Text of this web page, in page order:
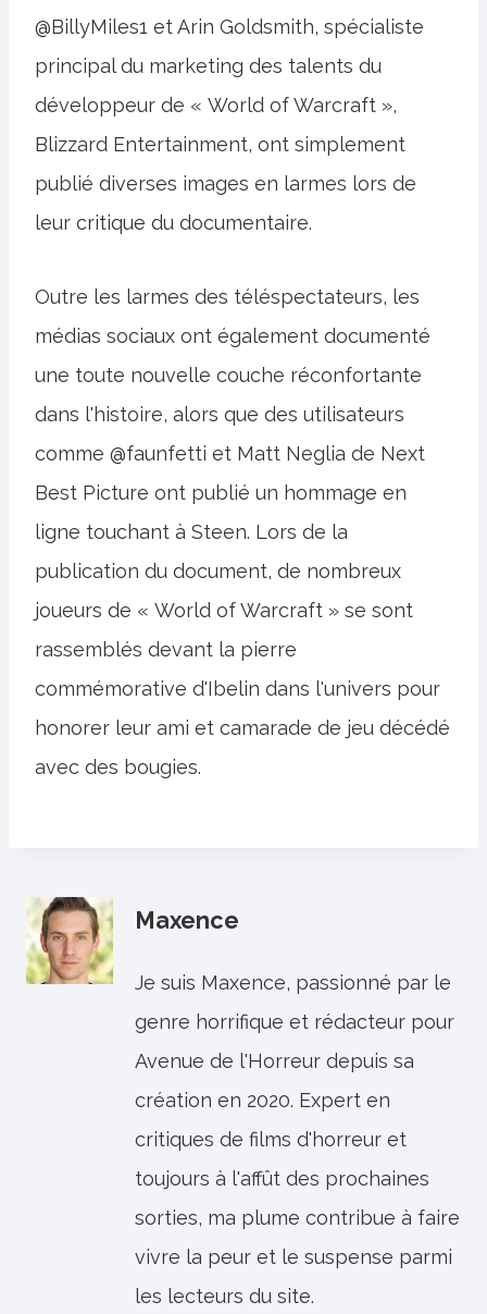
@BillyMiles1 et Arin Goldsmith, spécialiste
principal du marketing des talents du
développeur de « World of Warcraft »,
Blizzard Entertainment, ont simplement
publié diverses images en larmes lors de
leur critique du documentaire.
Outre les larmes des téléspectateurs, les
médias sociaux ont également documenté
une toute nouvelle couche réconfortante
dans l'histoire, alors que des utilisateurs
comme @faunfetti et Matt Neglia de Next
Best Picture ont publié un hommage en
ligne touchant à Steen. Lors de la
publication du document, de nombreux
joueurs de « World of Warcraft » se sont
rassemblés devant la pierre
commémorative d'Ibelin dans l'univers pour
honorer leur ami et camarade de jeu décédé
avec des bougies.
Maxence
Je suis Maxence, passionné par le
genre horrifique et rédacteur pour
Avenue de l'Horreur depuis sa
création en 2020. Expert en
critiques de films d'horreur et
toujours à l'affût des prochaines
sorties, ma plume contribue à faire
vivre la peur et le suspense parmi
les lecteurs du site.